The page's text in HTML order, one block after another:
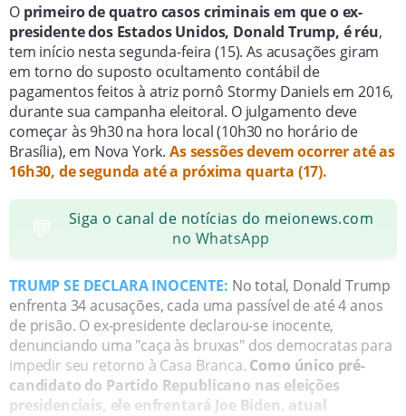
O primeiro de quatro casos criminais em que o ex-
presidente dos Estados Unidos, Donald Trump, é réu,
tem início nesta segunda-feira (15). As acusações giram
em torno do suposto ocultamento contábil de
pagamentos feitos à atriz pornô Stormy Daniels em 2016,
durante sua campanha eleitoral. O julgamento deve
começar às 9h30 na hora local (10h30 no horário de
Brasília), em Nova York. As sessões devem ocorrer até as
16h30, de segunda até a próxima quarta (17).
💬
Siga o canal de notícias do meionews.com
no WhatsApp
TRUMP SE DECLARA INOCENTE: No total, Donald Trump
enfrenta 34 acusações, cada uma passível de até 4 anos
de prisão. O ex-presidente declarou-se inocente,
denunciando uma "caça às bruxas" dos democratas para
impedir seu retorno à Casa Branca. Como único pré-
candidato do Partido Republicano nas eleições
presidenciais, ele enfrentará Joe Biden, atual